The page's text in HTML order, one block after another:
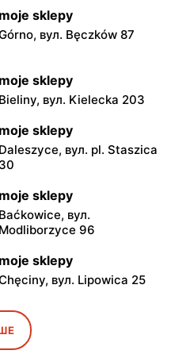
moje sklepy
вул. Bęczków 87
moje sklepy
Bieliny, вул. Kielecka 203
moje sklepy
Daleszyce, вул. pl. Staszica
30
moje sklepy
Baćkowice, вул.
Modliborzyce 96
moje sklepy
вул. Lipowica 25
sklepy
вул. Rynek 30